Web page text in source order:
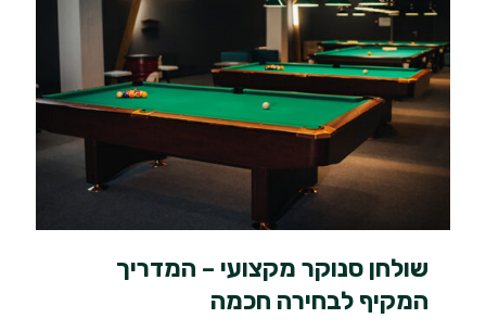
שולחן סנוקר מקצועי – המדריך
המקיף לבחירה חכמה